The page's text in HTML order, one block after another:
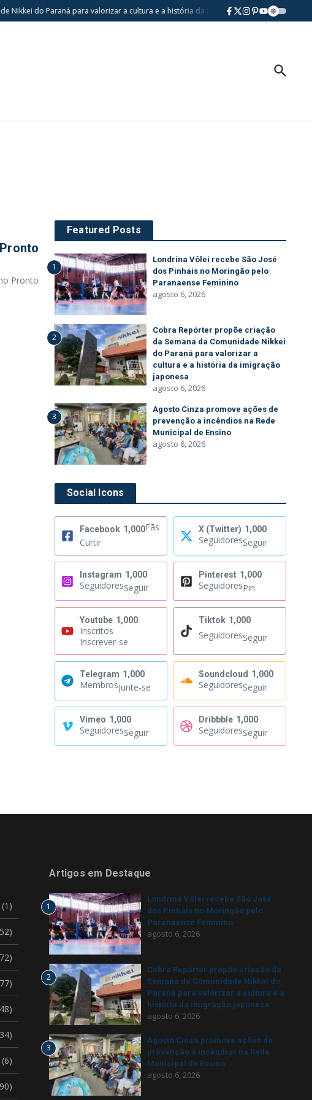
do Paraná para valorizar a cultura e a história da imigração japonesa Agosto
Pronto
Featured Posts
1
Londrina Vôlei recebe São José
dos Pinhais no Moringão pelo
Paranaense Feminino
agosto 6, 2026
2
Cobra Repórter propõe criação
da Semana da Comunidade Nikkei
do Paraná para valorizar a
cultura e a história da imigração
japonesa
agosto 6, 2026
3
Agosto Cinza promove ações de
prevenção a incêndios na Rede
Municipal de Ensino
agosto 6, 2026
Social Icons
Facebook 1,000Fãs
Curtir
X (Twitter) 1,000
SeguidoresSeguir
Instagram 1,000
SeguidoresSeguir
Pinterest 1,000
SeguidoresPin
Youtube 1,000
Inscritos
Inscrever-se
Tiktok 1,000
SeguidoresSeguir
Telegram 1,000
MembrosJunte-se
Soundcloud 1,000
SeguidoresSeguir
Vimeo 1,000
SeguidoresSeguir
Dribbble 1,000
SeguidoresSeguir
(1)
(6)
Artigos em Destaque
1
Londrina Vôlei recebe São José
dos Pinhais no Moringão pelo
Paranaense Feminino
agosto 6, 2026
2
Cobra Repórter propõe criação da
Semana da Comunidade Nikkei do
Paraná para valorizar a cultura e a
história da imigração japonesa
agosto 6, 2026
3
Agosto Cinza promove ações de
prevenção a incêndios na Rede
Municipal de Ensino
agosto 6, 2026